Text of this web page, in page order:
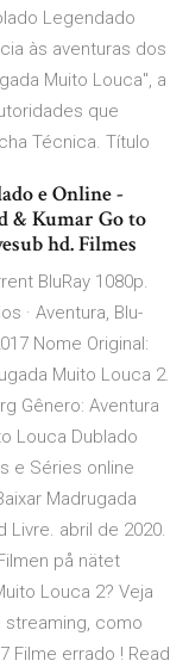
Legendado
às aventuras dos
Muito Louca", a
que
Técnica. Título
e Online -
& Kumar Go to
hd. Filmes
BluRay 1080p.
· Aventura, Blu-
Nome Original:
Muito Louca 2.
Gênero: Aventura
Louca Dublado
e Séries online
Madrugada
Livre. abril de 2020.
på nätet
Louca 2? Veja
como
Filme errado ! Read